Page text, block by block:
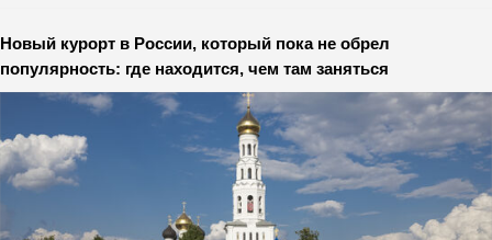
Новый курорт в России, который пока не обрел
популярность: где находится, чем там заняться